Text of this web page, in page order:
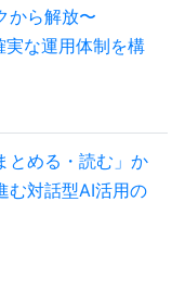
から解放〜
な運用体制を構
とめる・読む」か
む対話型AI活用の